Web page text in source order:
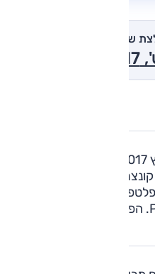
של אוטו
מכלולים ויחידות
את שברולט מאליבו. הרצפה